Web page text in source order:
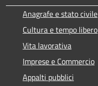
Anagrafe e stato civile
Cultura e tempo libero
Vita lavorativa
Imprese e Commercio
Appalti pubblici